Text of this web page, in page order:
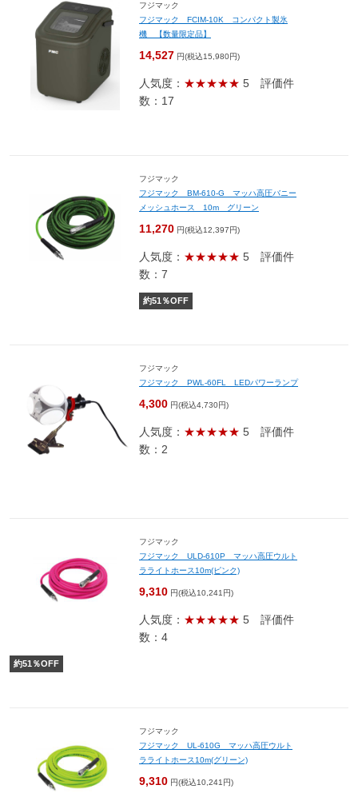
フジマック
フジマック FCIM-10K コンパクト製氷
機 【数量限定品】
14,527 円(税込15,980円)
人気度： ★★★★★ 5 評価件
数：17
フジマック
フジマック BM-610-G マッハ高圧バニー
メッシュホース 10m グリーン
11,270 円(税込12,397円)
人気度： ★★★★★ 5 評価件
数：7
約51 ％OFF
フジマック
フジマック PWL-60FL LEDパワーランプ
4,300 円(税込4,730円)
人気度： ★★★★★ 5 評価件
数：2
フジマック
フジマック ULD-610P マッハ高圧ウルト
ラライトホース10m(ピンク)
9,310 円(税込10,241円)
人気度： ★★★★★ 5 評価件
数：4
約51 ％OFF
フジマック
フジマック UL-610G マッハ高圧ウルト
ラライトホース10m(グリーン)
9,310 円(税込10,241円)